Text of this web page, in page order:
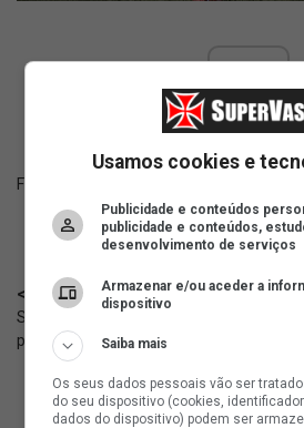
ad
Fonte:
< Anterior
Sub-20: Relacionados do Vasco
para enfrentar o America
Usamos cookies e
Publicidade e conteúdos
publicidade e conteúdos,
desenvolvimento de serviços
Armazenar e/ou aceder a
dispositivo
Saiba mais
Os seus dados pessoais vão ser
do seu dispositivo (cookies,
dados do dispositivo) podem ser